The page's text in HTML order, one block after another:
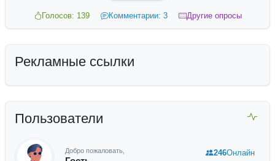
Голосов: 139 Комментарии: 3 Другие опросы
Рекламные ссылки
Пользователи
Добро пожаловать, 246Онлайн